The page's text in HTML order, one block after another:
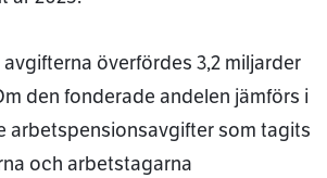
överfördes 3,2 miljarder
den fonderade andelen jämförs i
arbetspensionsavgifter som tagits
och arbetstagarna